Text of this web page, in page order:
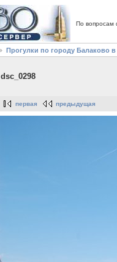
По вопросам
Прогулки по городу Балаково в
dsc_0298
первая предыдущая